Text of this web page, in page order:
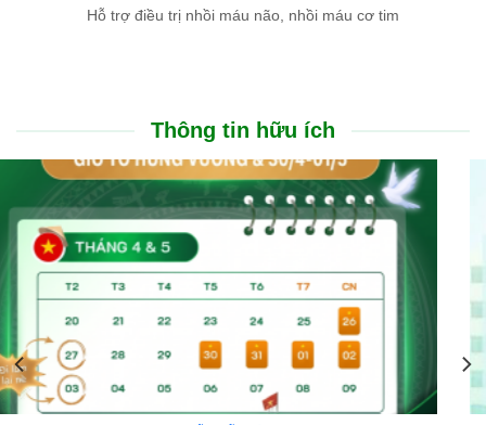
Hỗ trợ điều trị nhồi máu não, nhồi máu cơ tim
Thông tin hữu ích